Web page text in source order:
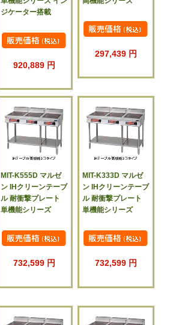
ジケーター搭載
920,889 円
297,439 円
MIT-K555D マルゼ
ン IHクリーンテーブ
ル 耐衝撃プレート
単機能シリーズ
732,599 円
MIT-K333D マルゼ
ン IHクリーンテーブ
ル 耐衝撃プレート
単機能シリーズ
732,599 円